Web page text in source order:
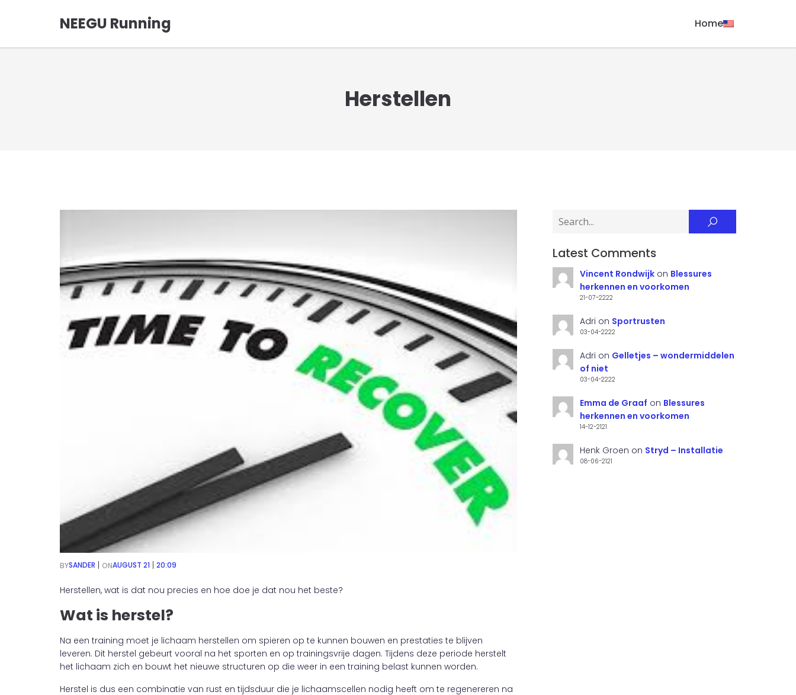
NEEGU Running Home
Herstellen
BYSANDER ONAUGUST 21 20:09
Herstellen, wat is dat nou precies en hoe doe je dat nou het beste?
Wat is herstel?
Na een training moet je lichaam herstellen om spieren op te kunnen bouwen en prestaties te blijven
leveren. Dit herstel gebeurt vooral na het sporten en op trainingsvrije dagen. Tijdens deze periode herstelt
het lichaam zich en bouwt het nieuwe structuren op die weer in een training belast kunnen worden.
Herstel is dus een combinatie van rust en tijdsduur die je lichaamscellen nodig heeft om te regenereren na
Latest Comments
Vincent Rondwijkon Blessures
herkennen en voorkomen
21-07-2222
Adri on Sportrusten
03-04-2222
Adri on Gelletjes – wondermiddelen
of niet
03-04-2222
Emma de Graaf on Blessures
herkennen en voorkomen
14-12-2121
Henk Groen on Stryd – Installatie
08-06-2121